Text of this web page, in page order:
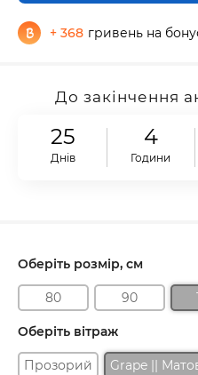
+ 368 гривень на
До закінчення
25
Днів
4
Години
Оберіть розмір, см
80 90
Оберіть вітраж
Прозорий Grape ||